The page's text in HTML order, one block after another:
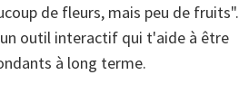
de fleurs, mais peu de fruits".
outil interactif qui t'aide à être
à long terme.